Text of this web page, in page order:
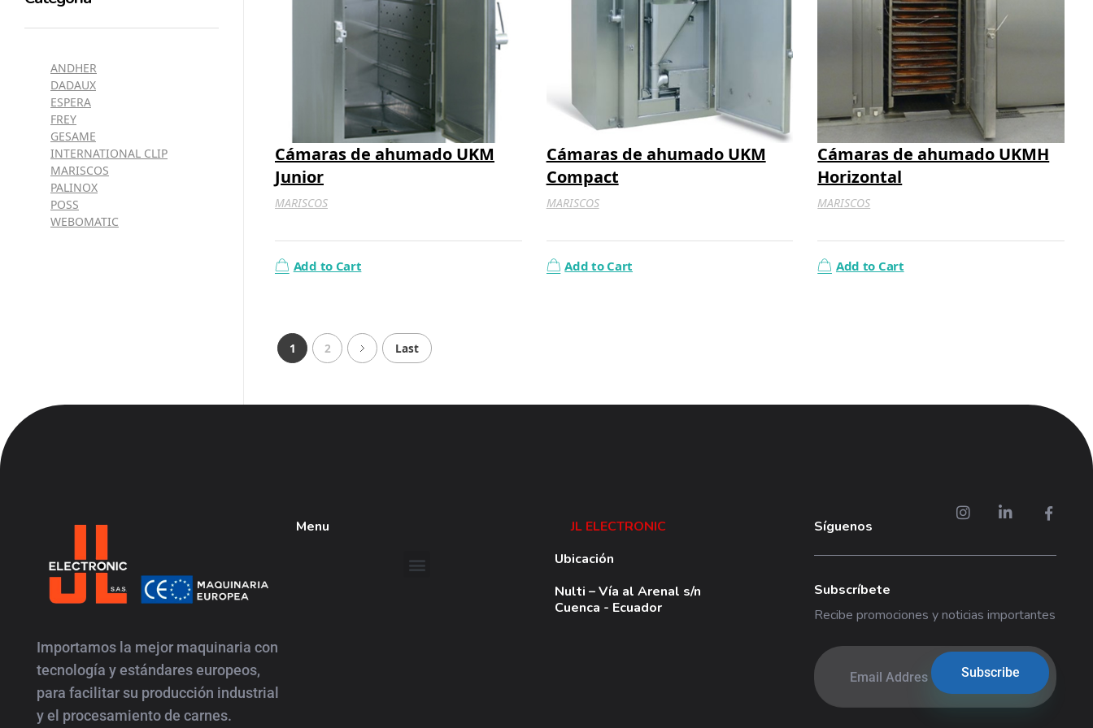
Cámaras de ahumado UKM
Junior
MARISCOS
Add to Cart
Cámaras de ahumado UKM
Compact
MARISCOS
Add to Cart
Cámaras de ahumado UKMH
Horizontal
MARISCOS
Add to Cart
1 2 Last
ANDHER
DADAUX
ESPERA
FREY
GESAME
INTERNATIONAL CLIP
MARISCOS
PALINOX
POSS
WEBOMATIC
Importamos la mejor maquinaria con
tecnología y estándares europeos,
para facilitar su producción industrial
y el procesamiento de carnes.
Menu
JL ELECTRONIC
Ubicación
Nulti – Vía al Arenal s/n
Cuenca - Ecuador
Síguenos
Subscríbete
Recibe promociones y noticias importantes